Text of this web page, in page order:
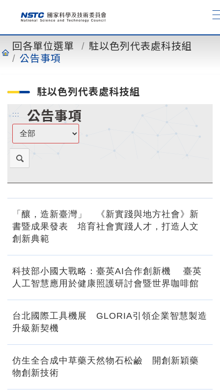
容 回各單位選單
駐以色列代表處科技組
公告事項
駐以色列代表處科技組
::: 公告事項
「釀，造新臺灣」 《新實踐與地方社會》新
書暨成果發表 培育社會實踐人才，打造人文
創新典範
科技部小國大戰略：臺英AI合作創新機 臺英
人工智慧應用於健康照護研討會暨世界咖啡館
台北國際工具機展 GLORIA引領企業智慧製造
升級新契機
仿生全合成中草藥天然物石松鹼 開創新穎藥
物創新技術